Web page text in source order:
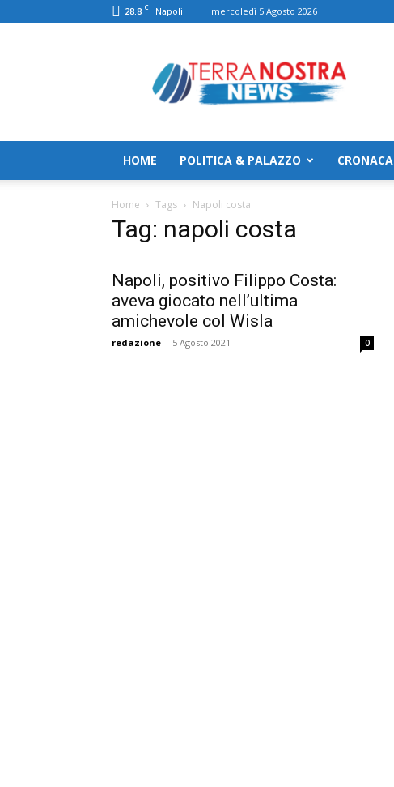
28.8 C Napoli mercoledì 5 Agosto 2026
HOME POLITICA & PALAZZO CRONACA
Home Tags Napoli costa
Tag: napoli costa
Napoli, positivo Filippo Costa:
aveva giocato nell’ultima
amichevole col Wisla
redazione - 5 Agosto 2021 0